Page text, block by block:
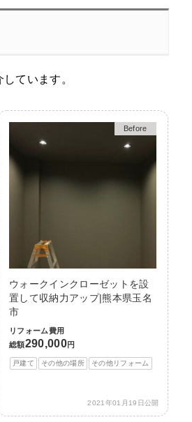
ています。
Before
After
ウォークインクローゼットを設
置して収納力アップ|熊本県玉名
市
リフォーム費用
総額290,000円
戸建て その他の場所 その他リフォーム
2021年01月19日公開